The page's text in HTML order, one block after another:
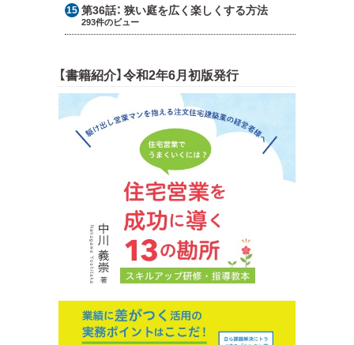
第36話：狭い庭を広く楽しくする方法
293件のビュー
【書籍紹介】令和2年6月初版発行